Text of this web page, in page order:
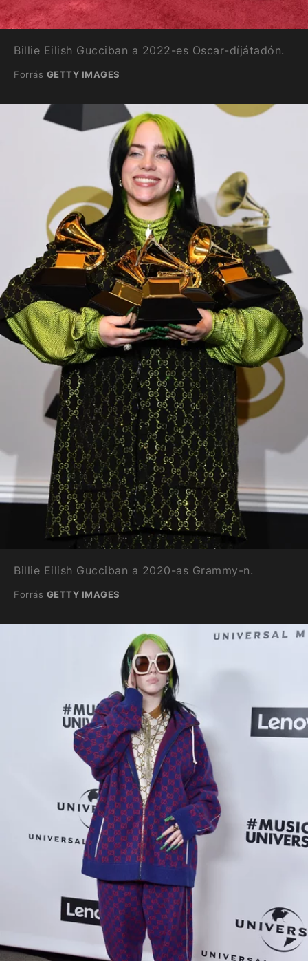
Billie Eilish Gucciban a 2022-es Oscar-díjátadón.
Forrás GETTY IMAGES
Billie Eilish Gucciban a 2020-as Grammy-n.
Forrás GETTY IMAGES